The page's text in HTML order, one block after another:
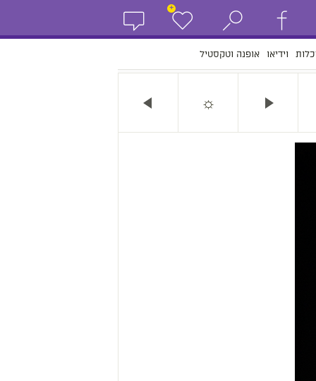
+
וידיאו אופנה וטקסטיל
☼